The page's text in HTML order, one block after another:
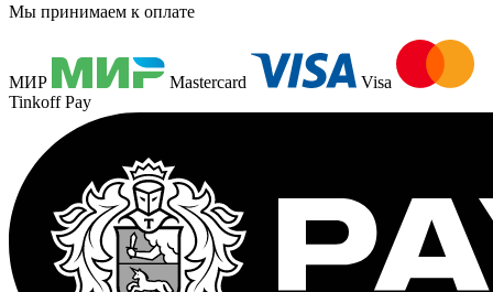
Мы принимаем к оплате
МИР Mastercard
Visa
Tinkoff Pay